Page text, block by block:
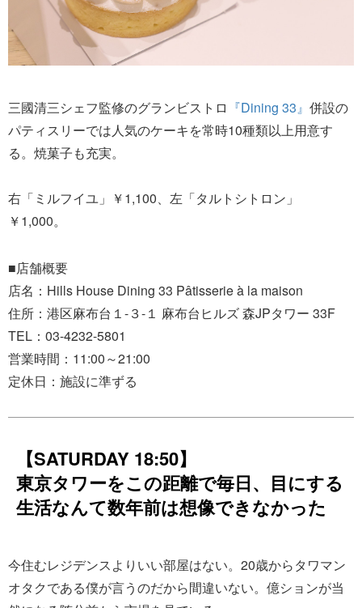
三國清三シェフ監修のグランビストロ 『Dining 33』 併設の
パティスリーでは人気のケーキを常時10種類以上用意す
る。焼菓子も充実。
右「ミルフイユ」￥1,100、左「タルトシトロン」
￥1,000。
■店舗概要
店名：Hills House Dining 33 Pâtisserie à la maison
住所：港区麻布台１-３-１ 麻布台ヒルズ 森JPタワー 33F
TEL：03-4232-5801
営業時間：11:00～21:00
定休日：施設に準ずる
【SATURDAY 18:50】
東京タワーをこの距離で毎日、目にする
生活なんて数年前は想像できなかった
今住むレジデンスよりいい部屋はない。20歳からタワマン
オタクである僕が言うのだから間違いない。億ションが当